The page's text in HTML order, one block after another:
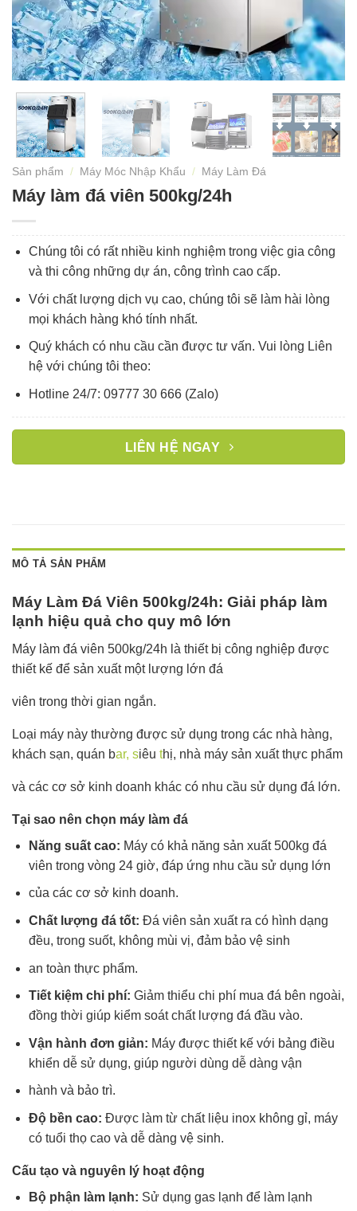
Sản phẩm / Máy Móc Nhập Khẩu / Máy Làm Đá
Máy làm đá viên 500kg/24h
Chúng tôi có rất nhiều kinh nghiệm trong việc gia công
và thi công những dự án, công trình cao cấp.
Với chất lượng dịch vụ cao, chúng tôi sẽ làm hài lòng
mọi khách hàng khó tính nhất.
Quý khách có nhu cầu cần được tư vấn. Vui lòng Liên
hệ với chúng tôi theo:
Hotline 24/7: 09777 30 666 (Zalo)
LIÊN HỆ NGAY
MÔ TẢ SẢN PHẨM
Máy Làm Đá Viên 500kg/24h: Giải pháp làm
lạnh hiệu quả cho quy mô lớn
Máy làm đá viên 500kg/24h là thiết bị công nghiệp được
thiết kế để sản xuất một lượng lớn đá
viên trong thời gian ngắn.
Loại máy này thường được sử dụng trong các nhà hàng,
khách sạn, quán bar, siêu thị, nhà máy sản xuất thực phẩm
và các cơ sở kinh doanh khác có nhu cầu sử dụng đá lớn.
Tại sao nên chọn máy làm đá
Năng suất cao: Máy có khả năng sản xuất 500kg đá
viên trong vòng 24 giờ, đáp ứng nhu cầu sử dụng lớn
của các cơ sở kinh doanh.
Chất lượng đá tốt: Đá viên sản xuất ra có hình dạng
đều, trong suốt, không mùi vị, đảm bảo vệ sinh
an toàn thực phẩm.
Tiết kiệm chi phí: Giảm thiểu chi phí mua đá bên ngoài,
đồng thời giúp kiểm soát chất lượng đá đầu vào.
Vận hành đơn giản: Máy được thiết kế với bảng điều
khiển dễ sử dụng, giúp người dùng dễ dàng vận
hành và bảo trì.
Độ bền cao: Được làm từ chất liệu inox không gỉ, máy
có tuổi thọ cao và dễ dàng vệ sinh.
Cấu tạo và nguyên lý hoạt động
Bộ phận làm lạnh: Sử dụng gas lạnh để làm lạnh